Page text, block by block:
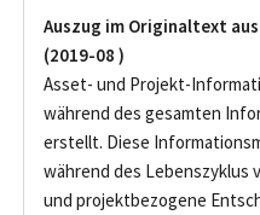
Auszug im Originaltext aus
(2019-08 )
Asset- und Projekt-
während des gesamten
erstellt. Diese
während des Lebenszyklus
und projektbezogene